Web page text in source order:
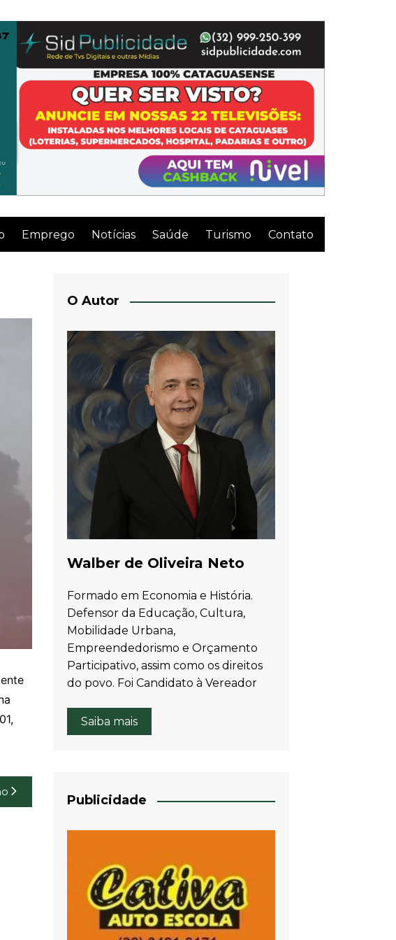
Emprego Notícias Saúde Turismo Contato
O Autor
Walber de Oliveira Neto
Formado em Economia e História.
Defensor da Educação, Cultura,
Mobilidade Urbana,
Empreendedorismo e Orçamento
Participativo, assim como os direitos
do povo. Foi Candidato à Vereador
Saiba mais
Publicidade